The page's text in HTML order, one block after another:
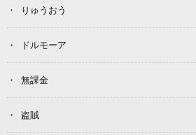
りゅうおう
ドルモーア
無課金
盗賊